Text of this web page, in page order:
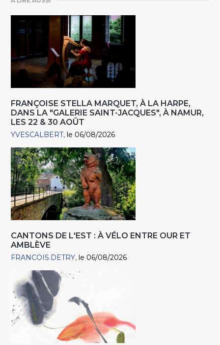
FRANÇOISE STELLA MARQUET, À LA HARPE,
DANS LA "GALERIE SAINT-JACQUES", À NAMUR,
LES 22 & 30 AOÛT
YVESCALBERT le 06/08/2026
CANTONS DE L'EST : À VÉLO ENTRE OUR ET
AMBLÈVE
FRANCOIS.DETRY le 06/08/2026